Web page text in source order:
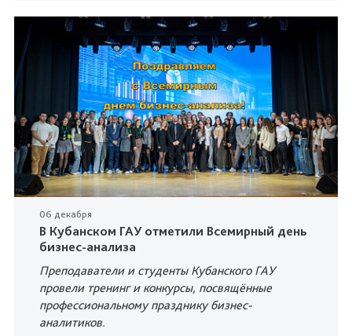
06 декабря
В Кубанском ГАУ отметили Всемирный день
бизнес-анализа
Преподаватели и студенты Кубанского ГАУ
провели тренинг и конкурсы, посвящённые
профессиональному празднику бизнес-
аналитиков.